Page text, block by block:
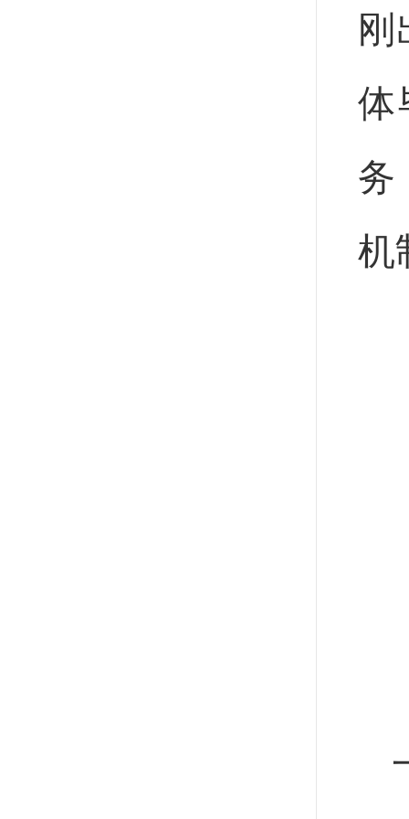
体
务
机